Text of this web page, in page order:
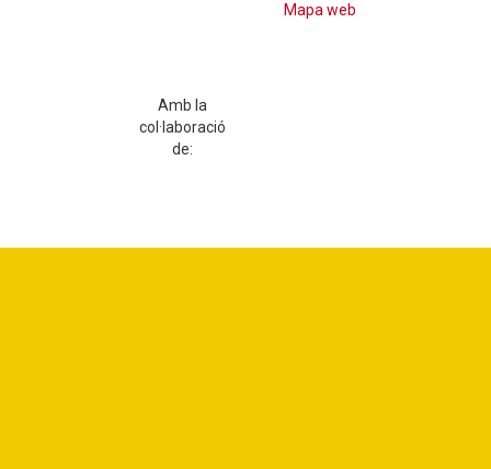
Mapa web
Amb la
col·laboració
de: